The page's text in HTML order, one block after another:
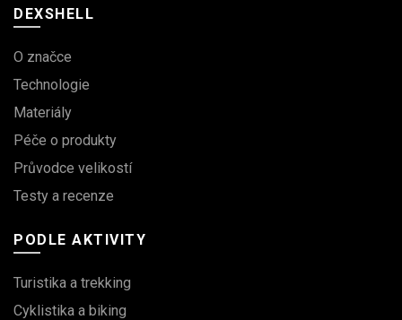
DEXSHELL
O značce
Technologie
Materiály
Péče o produkty
Průvodce velikostí
Testy a recenze
PODLE AKTIVITY
Turistika a trekking
Cyklistika a biking